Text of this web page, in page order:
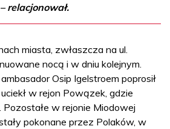
– relacjonował.
miasta, zwłaszcza na ul.
nocą i w dniu kolejnym.
Osip Igelstroem poprosił
w rejon Powązek, gdzie
w rejonie Miodowej
pokonane przez Polaków, w